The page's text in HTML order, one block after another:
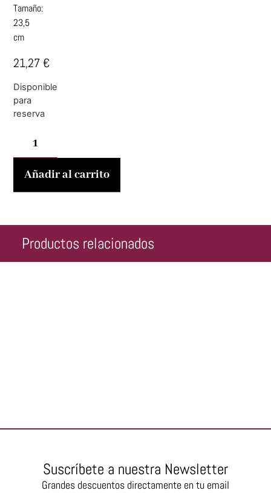
Tamaño:
23,5
cm
21,27€
Disponible
para
reserva
Añadir al carrito
Productos relacionados
Suscríbete a nuestra Newsletter
Grandes descuentos directamente en tu email